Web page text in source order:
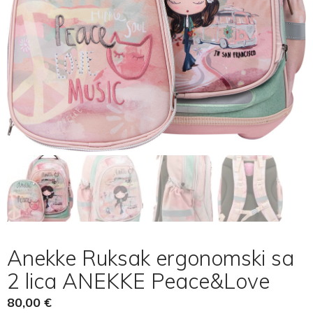
Anekke Ruksak ergonomski sa
2 lica ANEKKE Peace&Love
80,00 €